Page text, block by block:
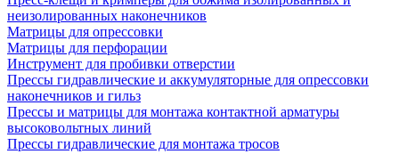
неизолированных наконечников
Матрицы для опрессовки
Матрицы для перфорации
Инструмент для пробивки отверстии
Прессы гидравлические и аккумуляторные для опрессовки
наконечников и гильз
Прессы и матрицы для монтажа контактной арматуры
высоковольтных линий
Прессы гидравлические для монтажа тросов